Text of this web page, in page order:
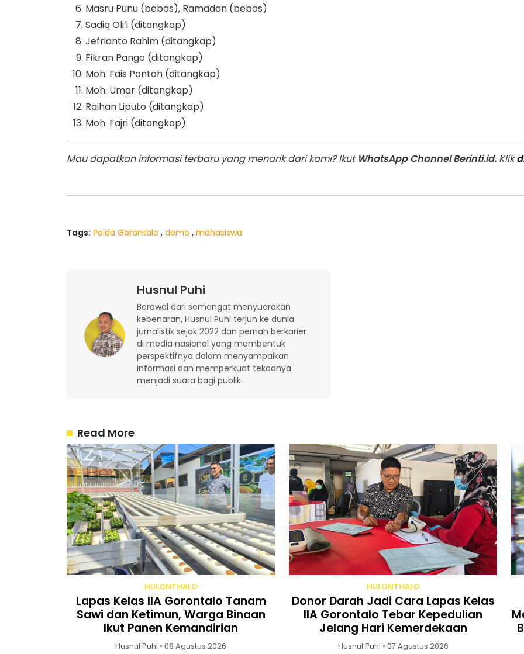
Masru Punu (bebas), Ramadan (bebas)
Sadiq Oli’i (ditangkap)
Jefrianto Rahim (ditangkap)
Fikran Pango (ditangkap)
Moh. Fais Pontoh (ditangkap)
Moh. Umar (ditangkap)
Raihan Liputo (ditangkap)
Moh. Fajri (ditangkap).
Mau dapatkan informasi terbaru yang menarik dari kami? Ikut WhatsApp Channel Berinti.id. Klik
Tags: Polda Gorontalo , demo , mahasiswa
Husnul Puhi
Berawal dari semangat menyuarakan
kebenaran, Husnul Puhi terjun ke dunia
jurnalistik sejak 2022 dan pernah berkarier
di media nasional yang membentuk
perspektifnya dalam menyampaikan
informasi dan memperkuat tekadnya
menjadi suara bagi publik.
Read More
HULONTHALO
Lapas Kelas IIA Gorontalo Tanam
Sawi dan Ketimun, Warga Binaan
Ikut Panen Kemandirian
Husnul Puhi • 08 Agustus 2026
HULONTHALO
Donor Darah Jadi Cara Lapas Kelas
IIA Gorontalo Tebar Kepedulian
Jelang Hari Kemerdekaan
Husnul Puhi • 07 Agustus 2026